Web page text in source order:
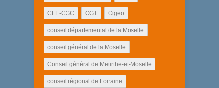
CFE-CGC CGT Cigeo
conseil départemental de la Moselle
conseil général de la Moselle
Conseil général de Meurthe-et-Moselle
conseil régional de Lorraine